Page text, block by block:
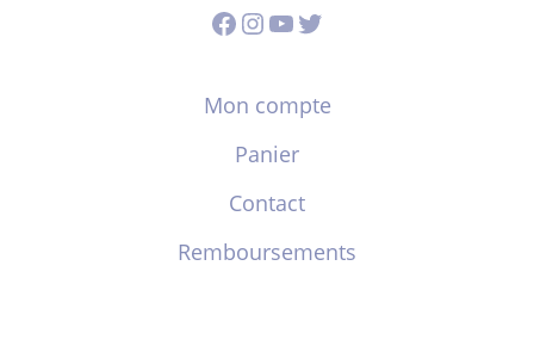
Facebook
Instagram
YouTube
Twitter
Mon compte
Panier
Contact
Remboursements